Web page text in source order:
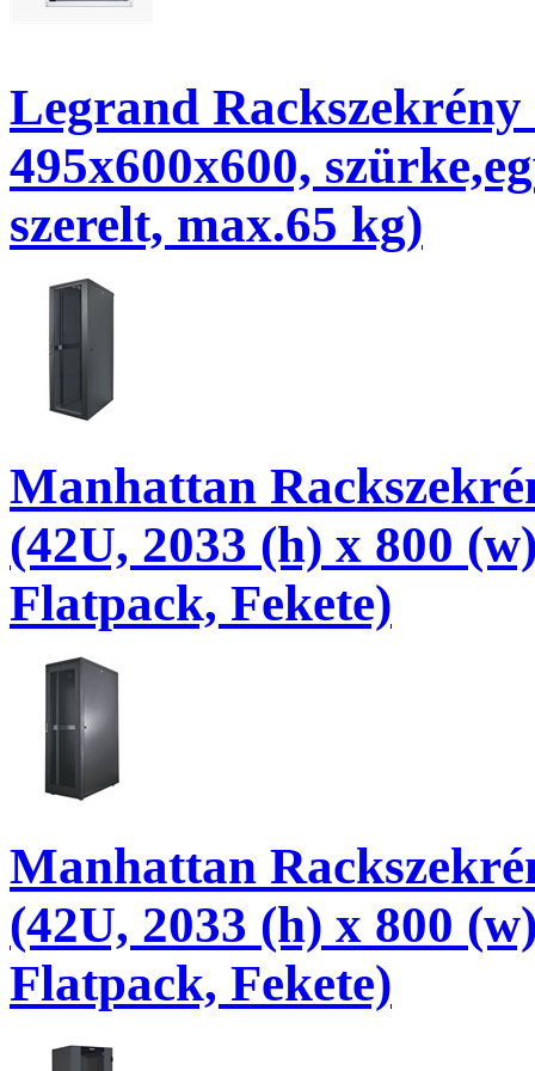
Legrand
495x600x600,
szerelt, max.65 kg)
Manhattan
(42U, 2033 (h) x 800
Flatpack, Fekete)
Manhattan
(42U, 2033 (h) x 800
Flatpack, Fekete)